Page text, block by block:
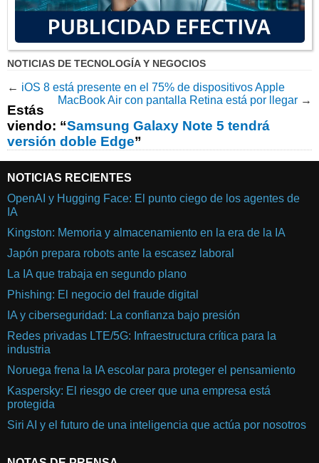
NOTICIAS DE TECNOLOGÍA Y NEGOCIOS
← iOS 8 está presente en el 75% de dispositivos Apple
MacBook Air con pantalla Retina está por llegar →
Estás
viendo: “Samsung Galaxy Note 5 tendrá
versión doble Edge”
NOTICIAS RECIENTES
OpenAI y Hugging Face: El punto ciego de los agentes de
IA
Kingston: Memoria y almacenamiento en la era de la IA
Japón prepara robots ante la escasez laboral
La IA que trabaja en segundo plano
Phishing: El negocio del fraude digital
IA y ciberseguridad: La confianza bajo presión
Redes privadas LTE/5G: Infraestructura crítica para la
industria
Noruega frena la IA escolar para proteger el pensamiento
Kaspersky: El riesgo de creer que una empresa está
protegida
Siri AI y el futuro de una inteligencia que actúa por nosotros